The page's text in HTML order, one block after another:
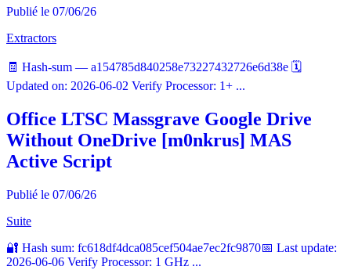
Publié le 07/06/26
Extractors
🧾 Hash-sum — a154785d840258e73227432726e6d38e 🗓
Updated on: 2026-06-02 Verify Processor: 1+ ...
Office LTSC Massgrave Google Drive
Without OneDrive [m0nkrus] MAS
Active Script
Publié le 07/06/26
Suite
🔐 Hash sum: fc618df4dca085cef504ae7ec2fc9870📅 Last update:
2026-06-06 Verify Processor: 1 GHz ...